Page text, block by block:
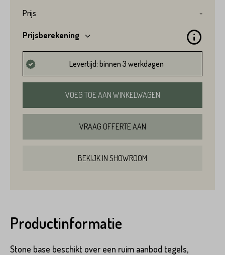
Prijs
-
Prijsberekening
Levertijd: binnen 3 werkdagen
VOEG TOE AAN WINKELWAGEN
VRAAG OFFERTE AAN
BEKIJK IN SHOWROOM
Productinformatie
Stone base beschikt over een ruim aanbod tegels,